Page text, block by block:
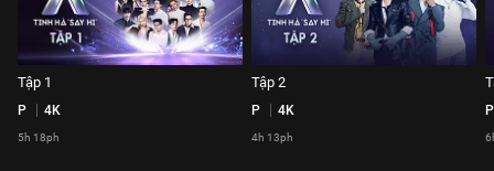
Tập 1
P 4K
5h 18ph
Tập 2
P 4K
4h 13ph
P